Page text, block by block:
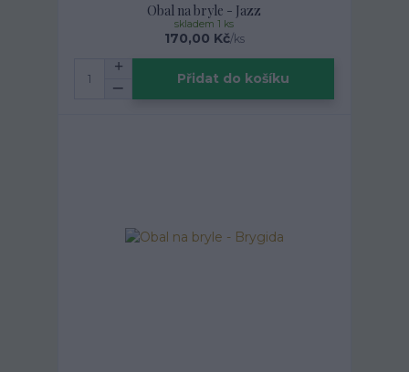
Obal na bryle - Jazz
170,00 Kč/ks
skladem 1 ks
Přidat do košíku